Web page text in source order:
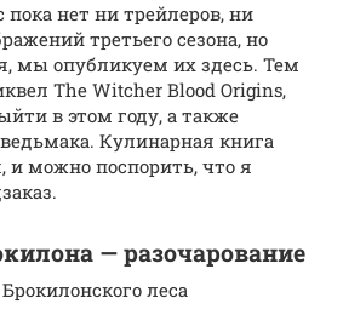
нет ни трейлеров, ни
третьего сезона, но
мы опубликуем их здесь. Тем
The Witcher Blood Origins,
в этом году, а также
Кулинарная книга
и можно поспорить, что я
— разочарование
леса